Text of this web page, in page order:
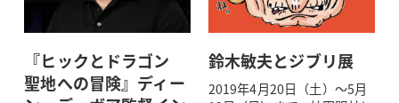
『ヒックとドラゴン
聖地への冒険』ディー
鈴木敏夫とジブリ展
2019年4月20日（土）～5月